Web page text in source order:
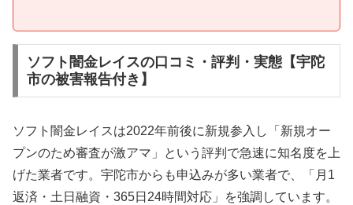
ソフト闇金レイスの口コミ・評判・実態【宇陀
市の被害報告付き】
ソフト闇金レイスは2022年前後に新規参入し「新規オー
プンのため審査が激アマ」という評判で急速に知名度を上
げた業者です。宇陀市からも申込みが多い業者で、「月1
返済・土日融資・365日24時間対応」を強調しています。